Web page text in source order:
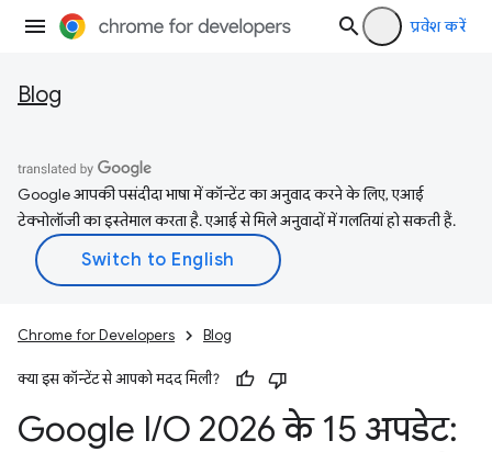
प्रवेश करें
Blog
Google आपकी पसंदीदा भाषा में कॉन्टेंट का अनुवाद करने के लिए, एआई
टेक्नोलॉजी का इस्तेमाल करता है. एआई से मिले अनुवादों में गलतियां हो सकती हैं.
Chrome for Developers Blog
क्या इस कॉन्टेंट से आपको मदद मिली?
Google I/O 2026 के 15 अपडेट: